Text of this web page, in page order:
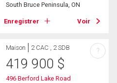
South Bruce Peninsula, ON
Enregistrer Voir
Maison 2 CAC , 2 SDB
419 900 $
496 Berford Lake Road
?